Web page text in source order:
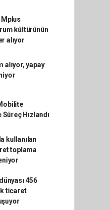
kültürünün
alıyor
alıyor, yapay
Hızlandı
kullanılan
toplama
456
ticaret